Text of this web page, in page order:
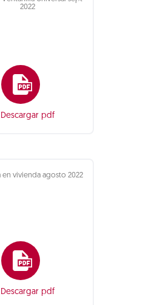
2022
Descargar pdf
en vivienda agosto 2022
Descargar pdf